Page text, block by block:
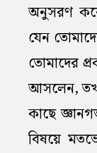
অনুসরণ
যেন
তোমাদের
আসলেন,
কাছে
বিষয়ে